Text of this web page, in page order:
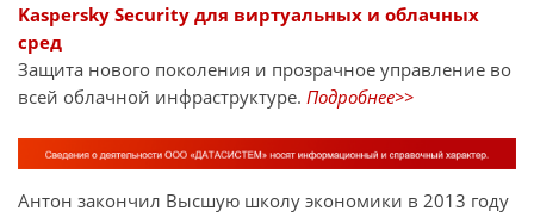
Kaspersky Security для виртуальных и облачных
сред
Защита нового поколения и прозрачное управление во
всей облачной инфраструктуре. Подробнее>>
Антон закончил Высшую школу экономики в 2013 году